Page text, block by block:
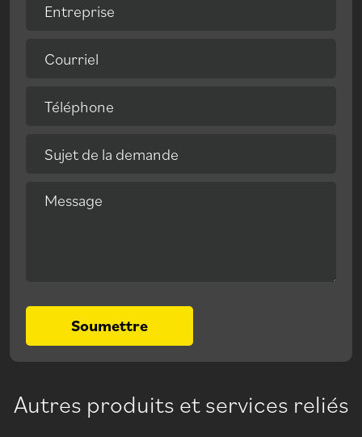
Entreprise
Courriel
Téléphone
Sujet de la demande
Message
Soumettre
Autres produits et services reliés